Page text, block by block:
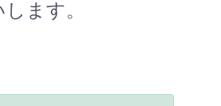
ます。